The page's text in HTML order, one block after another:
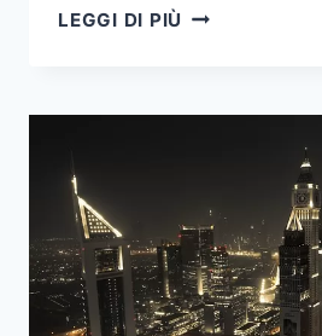
LEGGI DI PIÙ ACQUISTARE